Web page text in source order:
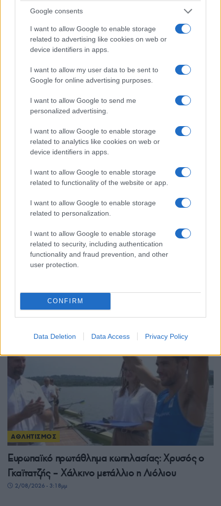
Google consents
I want to allow Google to enable storage
related to advertising like cookies on web or
device identifiers in apps.
I want to allow my user data to be sent to
Google for online advertising purposes.
I want to allow Google to send me
personalized advertising.
I want to allow Google to enable storage
related to analytics like cookies on web or
device identifiers in apps.
I want to allow Google to enable storage
related to functionality of the website or app.
I want to allow Google to enable storage
related to personalization.
I want to allow Google to enable storage
related to security, including authentication
functionality and fraud prevention, and other
user protection.
CONFIRM
Data Deletion Data Access Privacy Policy
ΑΘΛΗΤΙΣΜΟΣ
Παγκόσμιο πρωτάθλημα πάλης με… σπασμένο
3/08/2026 - 11:28πμ
μετάλλιο ο Ντούσκος
2/08/2026 - 4:08μμ
ΑΘΛΗΤΙΣΜΟΣ
Ευρωπαϊκό πρωτάθλημα κωπηλασίας: Χρυσός ο
Γκαϊτατζής – Χάλκινο μετάλλιο η Λιόλιου
2/08/2026 - 3:18μμ